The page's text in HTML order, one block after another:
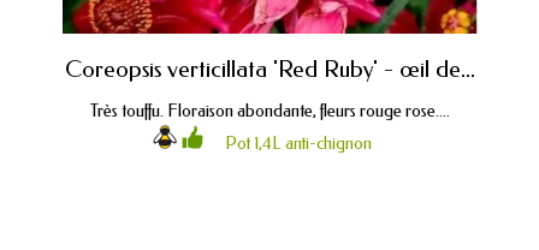
Coreopsis verticillata 'Red Ruby' - œil de...
Très touffu. Floraison abondante, fleurs rouge rose....
Pot 1,4L anti-chignon